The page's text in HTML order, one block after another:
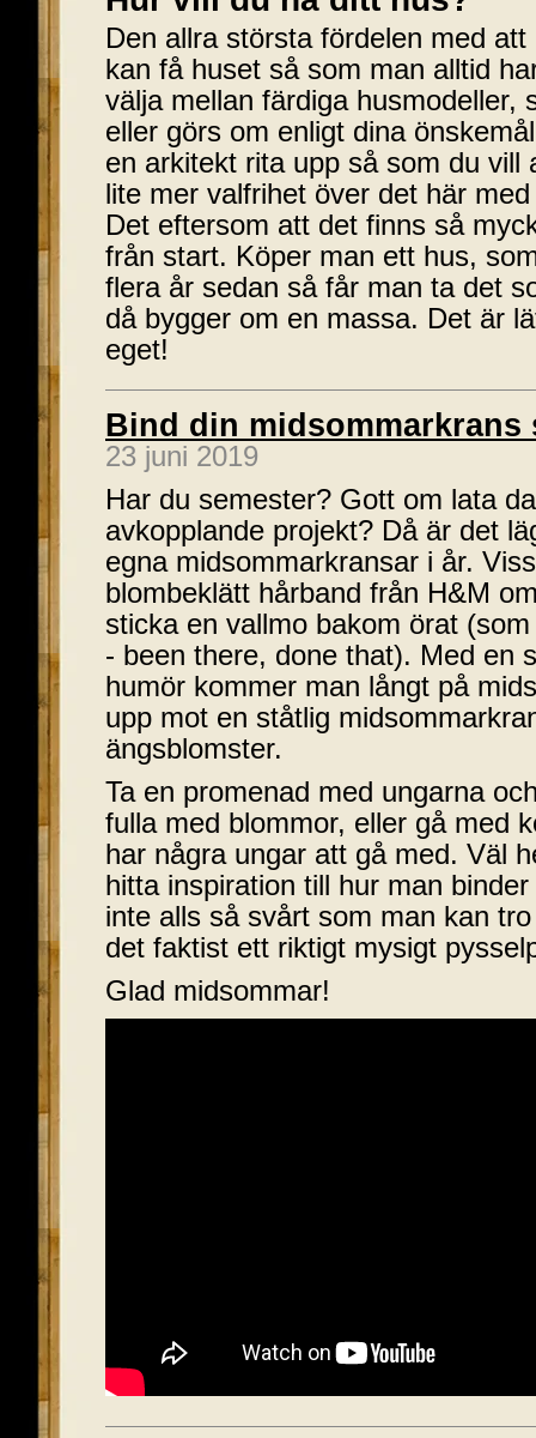
Den allra största fördelen med
kan få huset så som man alltid
välja mellan färdiga husmodeller,
eller görs om enligt dina
en arkitekt rita upp så som du vill
lite mer valfrihet över det här
Det eftersom att det finns så
från start. Köper man ett hus,
flera år sedan så får man ta det
då bygger om en massa. Det är
eget!
Bind din midsommarkrans
23 juni 2019
Har du semester? Gott om lata
avkopplande projekt? Då är det
egna midsommarkransar i år.
blombeklätt hårband från H&M
sticka en vallmo bakom örat
- been there, done that). Med en
humör kommer man långt på
upp mot en ståtlig
ängsblomster.
Ta en promenad med ungarna
fulla med blommor, eller gå med
har några ungar att gå med. Väl
hitta inspiration till hur man
inte alls så svårt som man kan
det faktist ett riktigt mysigt
Glad midsommar!